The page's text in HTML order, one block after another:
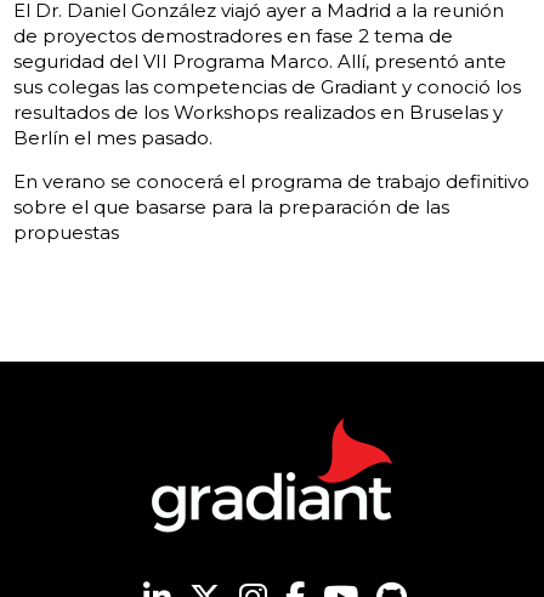
El Dr. Daniel González viajó ayer a Madrid a la reunión
de proyectos demostradores en fase 2 tema de
seguridad del VII Programa Marco. Allí, presentó ante
sus colegas las competencias de Gradiant y conoció los
resultados de los Workshops realizados en Bruselas y
Berlín el mes pasado.
En verano se conocerá el programa de trabajo definitivo
sobre el que basarse para la preparación de las
propuestas